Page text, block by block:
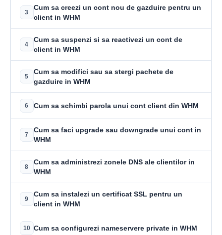
3
Cum sa creezi un cont nou de gazduire pentru un
client in WHM
4
Cum sa suspenzi si sa reactivezi un cont de
client in WHM
5
Cum sa modifici sau sa stergi pachete de
gazduire in WHM
6 Cum sa schimbi parola unui cont client din WHM
7
Cum sa faci upgrade sau downgrade unui cont in
WHM
8
Cum sa administrezi zonele DNS ale clientilor in
WHM
9
Cum sa instalezi un certificat SSL pentru un
client in WHM
10 Cum sa configurezi nameservere private in WHM